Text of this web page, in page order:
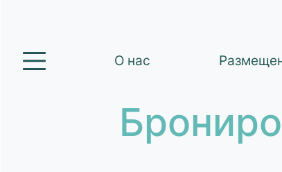
О нас